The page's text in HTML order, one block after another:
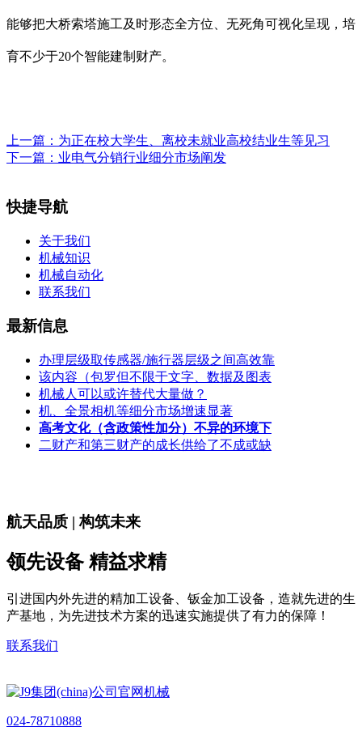
能够把大桥索塔施工及时形态全方位、无死角可视化呈现，培
育不少于20个智能建制财产。
上一篇： 为正在校大学生、离校未就业高校结业生等见习
下一篇： 业电气分销行业细分市场阐发
快捷导航
关于我们
机械知识
机械自动化
联系我们
最新信息
办理层级取传感器/施行器层级之间高效靠
该内容（包罗但不限于文字、数据及图表
机械人可以或许替代大量做？
机、全景相机等细分市场增速显著
高考文化（含政策性加分）不异的环境下
二财产和第三财产的成长供给了不成或缺
航天品质 | 构筑未来
领先设备 精益求精
引进国内外先进的精加工设备、钣金加工设备，造就先进的生
产基地，为先进技术方案的迅速实施提供了有力的保障！
联系我们
024-78710888